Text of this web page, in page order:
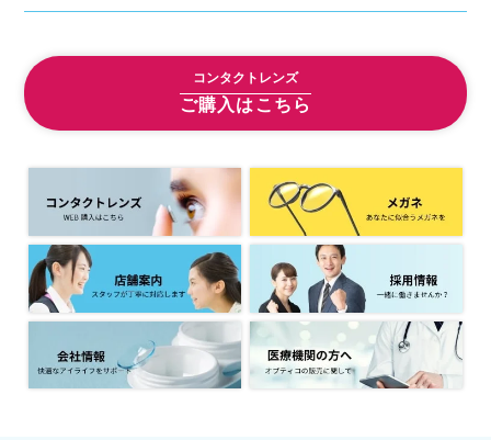
や，決済に関する情報を当社の提携先（情報提
下，｢提携先｣といいます。）などから収集する
ことがあります。
当社は，ユーザーについて，利用したサービス
やソフトウエア，購入した商品，閲覧したペー
用日時，利用方法，利用環境（携帯端末を通じ
てご利用の場合の当該端末の通信状態，利用に
際しての各種設定情報なども含みます），IPア
ドレス，クッキー情報，位置情報，端末の個体
識別情報などの履歴情報および特性情報を，ユ
ーザーが当社や提携先のサービスを利用しまた
はページを閲覧する際に収集します。
第３条（個人情報を収集・利用する目
的）
コンタクトレンズ
ご購入はこちら